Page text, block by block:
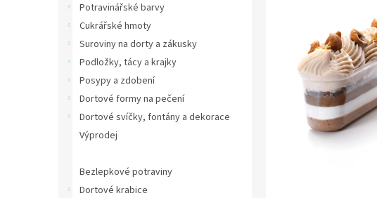
Potravinářské barvy
Cukrářské hmoty
Suroviny na dorty a zákusky
Podložky, tácy a krajky
Posypy a zdobení
Dortové formy na pečení
Dortové svíčky, fontány a dekorace
Výprodej
Bezlepkové potraviny
Dortové krabice